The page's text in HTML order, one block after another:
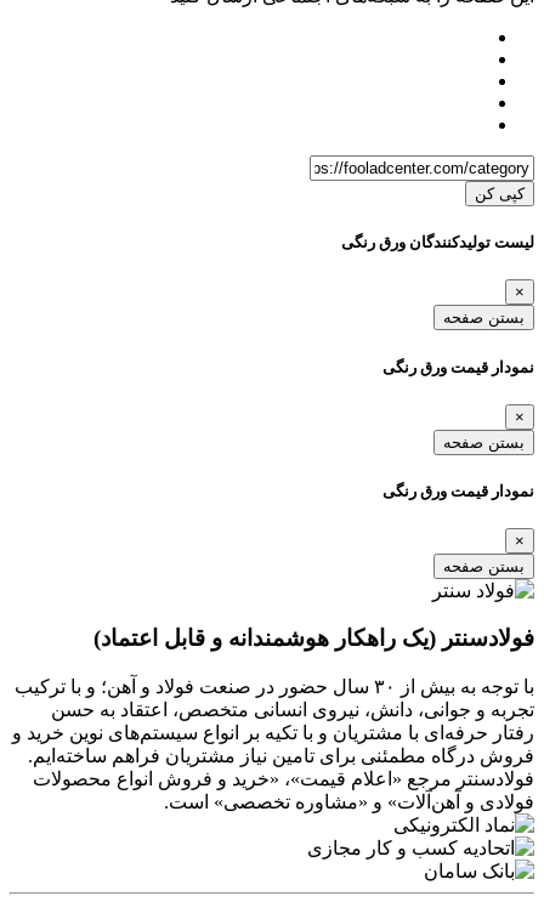
کپی کن
لیست تولیدکنندگان ورق رنگی
×
بستن صفحه
نمودار قیمت ورق رنگی
×
بستن صفحه
نمودار قیمت ورق رنگی
×
بستن صفحه
فولادسنتر (یک راهکار هوشمندانه و قابل اعتماد)
با توجه به بیش از ۳۰ سال حضور در صنعت فولاد و آهن؛ و با ترکیب
تجربه و جوانی، دانش، نیروی انسانی متخصص، اعتقاد به حسن
رفتار حرفه‌ای با مشتریان و با تکیه بر انواع سیستم‌های نوین خرید و
فروش درگاه مطمئنی برای تامین نیاز مشتریان فراهم ساخته‌ایم.
فولادسنتر مرجع «اعلام قیمت»، «خرید و فروش انواع محصولات
فولادی و آهن‌آلات» و «مشاوره تخصصی» است.